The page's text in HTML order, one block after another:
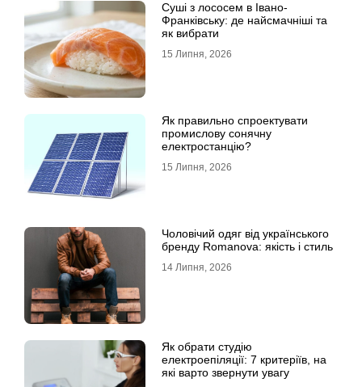
Суші з лососем в Івано-
Франківську: де найсмачніші та
як вибрати
15 Липня, 2026
Як правильно спроектувати
промислову сонячну
електростанцію?
15 Липня, 2026
Чоловічий одяг від українського
бренду Romanova: якість і стиль
14 Липня, 2026
Як обрати студію
електроепіляції: 7 критеріїв, на
які варто звернути увагу